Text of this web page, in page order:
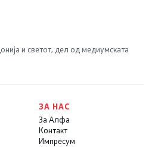
и светот, дел од медиумската
ЗА НАС
За Алфа
Контакт
Импресум